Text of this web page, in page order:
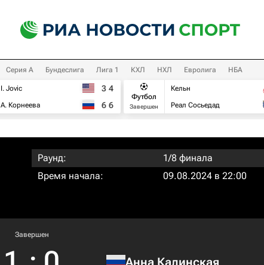
Серия А Бундеслига Лига 1 КХЛ НХЛ Евролига НБА
I. Jovic
А. Корнеева
3 4
6 6
Футбол
Завершен
Кельн
Реал Сосьедад
Раунд:
1/8 финала
Время начала:
09.08.2024 в 22:00
Завершен
Анна Калинская